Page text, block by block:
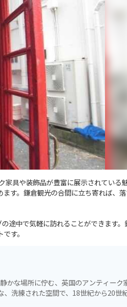
家具や装飾品が豊富に展示されている
す。鎌倉観光の合間に立ち寄れば、
途中で気軽に訪れることができます。
す。
な場所に佇む、英国のアンティーク
洗練された空間で、18世紀から20世